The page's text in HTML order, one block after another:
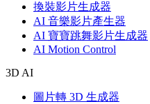
換裝影片生成器
AI 音樂影片產生器
AI 寶寶跳舞影片生成器
AI Motion Control
3D AI
圖片轉 3D 生成器